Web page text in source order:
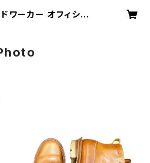
ーカー オフィシャ